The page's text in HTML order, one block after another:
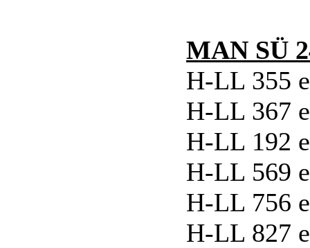
MAN SÜ
H-LL 355
H-LL 367
H-LL 192
H-LL 569
H-LL 756
H-LL 827